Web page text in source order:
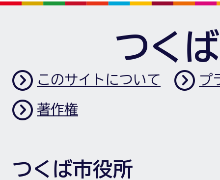
つく
このサイトについて プ
著作権
つくば市役所